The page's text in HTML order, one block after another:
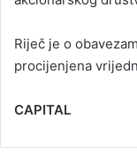
Riječ je o
procijenjena
CAPITAL